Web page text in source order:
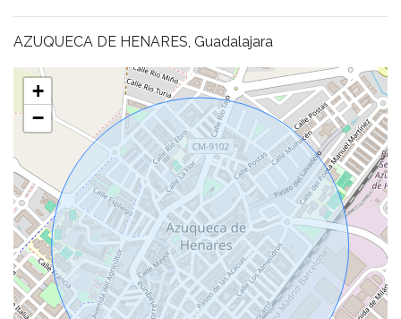
AZUQUECA DE HENARES, Guadalajara
+
−